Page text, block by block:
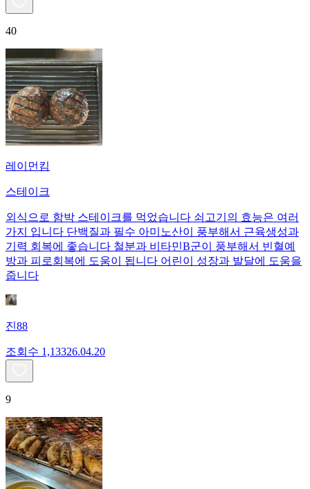
40
레이먼킴
스테이크
외식으로 함박 스테이크를 먹었습니다 쇠고기의 효능은 여러
가지 입니다 단백질과 필수 아미노산이 풍부해서 근육생성과
기력 회복에 좋습니다 철분과 비타민B군이 풍부해서 빈혈예
방과 피로회복에 도움이 됩니다 어린이 성장과 발달에 도움을
줍니다
진88
조회수 1,13326.04.20
9